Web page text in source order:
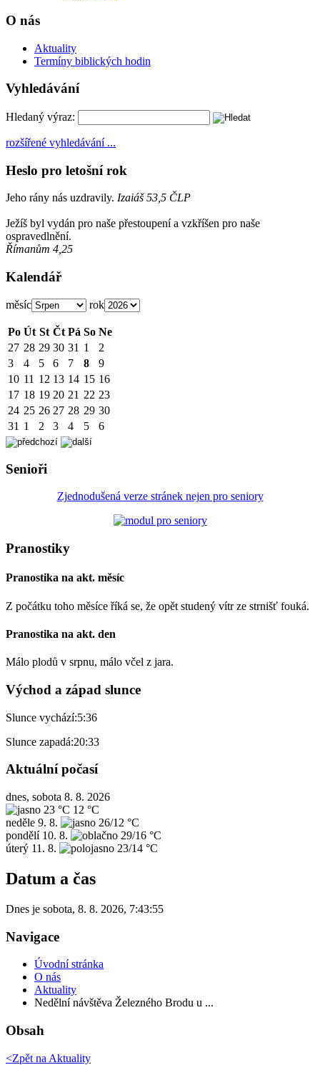
O nás
Aktuality
Termíny biblických hodin
Vyhledávání
Hledaný výraz:
rozšířené vyhledávání ...
Heslo pro letošní rok
Jeho rány nás uzdravily. Izaiáš 53,5 ČLP
Ježíš byl vydán pro naše přestoupení a vzkříšen pro naše
ospravedlnění.
Římanům 4,25
Kalendář
měsíc rok
Po Út St Čt Pá So Ne
27 28 29 30 31 1
2
3
4 5 6 7 8
9
10 11 12 13 14 15 16
17 18 19 20 21 22 23
24 25 26 27 28 29 30
31 1 2 3 4 5 6
Senioři
Zjednodušená verze stránek nejen pro seniory
Pranostiky
Pranostika na akt. měsíc
Z počátku toho měsíce říká se, že opět studený vítr ze strnišť fouká.
Pranostika na akt. den
Málo plodů v srpnu, málo včel z jara.
Východ a západ slunce
Slunce vychází:5:36
Slunce zapadá:20:33
Aktuální počasí
dnes, sobota 8. 8. 2026
23 °C 12 °C
neděle 9. 8.
26/12 °C
pondělí 10. 8.
29/16 °C
úterý 11. 8. 23/14 °C
Datum a čas
Dnes je sobota, 8. 8. 2026, 7:43:55
Navigace
Úvodní stránka
O nás
Aktuality
Nedělní návštěva Železného Brodu u ...
Obsah
<Zpět na Aktuality